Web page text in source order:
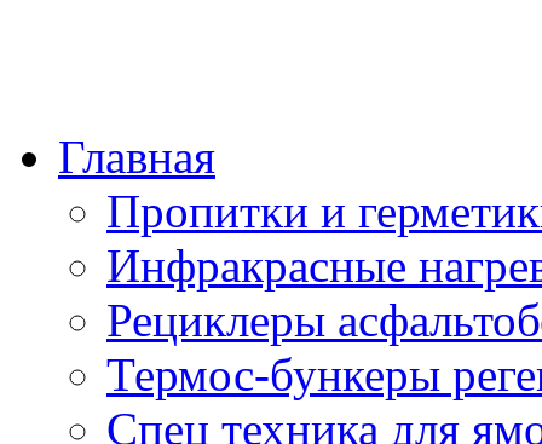
Главная
Пропитки и
Инфракрасные
Рециклеры
Термос-бункеры
Спец техника для